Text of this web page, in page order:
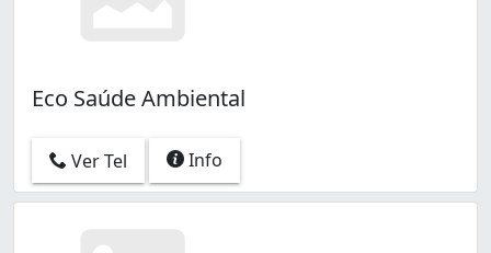
Eco Saúde Ambiental
Ver Tel Info